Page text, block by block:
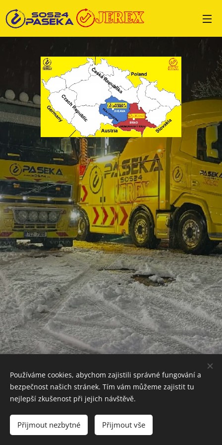
PASEKA: +420 608 919 190
JEREX: +420 602 264 444
Používáme cookies, abychom zajistili správné fungování a
bezpečnost našich stránek. Tím vám můžeme zajistit tu
nejlepší zkušenost při jejich návštěvě.
Přijmout nezbytné Přijmout vše